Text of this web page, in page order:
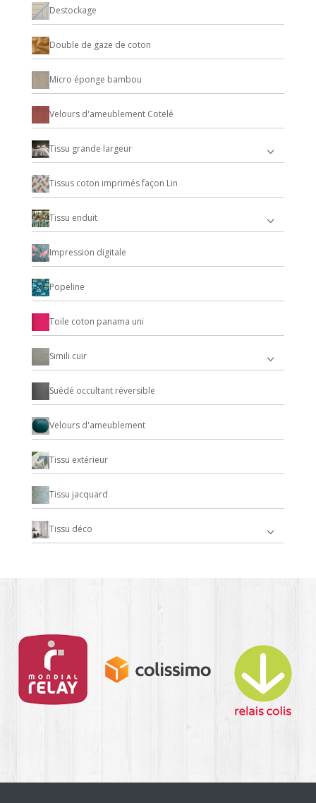
Destockage
Double de gaze de coton
Micro éponge bambou
Velours d'ameublement Cotelé
Tissu grande largeur
Tissus coton imprimés façon Lin
Tissu enduit
Impression digitale
Popeline
Toile coton panama uni
Simili cuir
Suédé occultant réversible
Velours d'ameublement
Tissu extérieur
Tissu jacquard
Tissu déco